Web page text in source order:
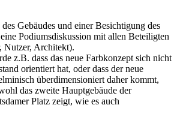
Gebäudes und einer Besichtigung des
Podiumsdiskussion mit allen Beteiligten
Nutzer, Architekt).
z.B. dass das neue Farbkonzept sich nicht
orientiert hat, oder dass der neue
überdimensioniert daher kommt,
das zweite Hauptgebäude der
Platz zeigt, wie es auch